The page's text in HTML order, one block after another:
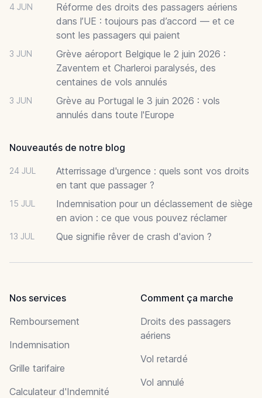
4 JUN
Réforme des droits des passagers aériens
dans l’UE : toujours pas d’accord — et ce
sont les passagers qui paient
3 JUN
Grève aéroport Belgique le 2 juin 2026 :
Zaventem et Charleroi paralysés, des
centaines de vols annulés
3 JUN
Grève au Portugal le 3 juin 2026 : vols
annulés dans toute l'Europe
Nouveautés de notre blog
24 JUL
Atterrissage d'urgence : quels sont vos droits
en tant que passager ?
15 JUL
Indemnisation pour un déclassement de siège
en avion : ce que vous pouvez réclamer
13 JUL Que signifie rêver de crash d'avion ?
Nos services
Remboursement
Indemnisation
Grille tarifaire
Calculateur d'Indemnité
Comment ça marche
Droits des passagers
aériens
Vol retardé
Vol annulé